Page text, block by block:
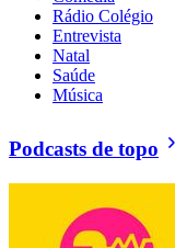
Rádio Colégio
Entrevista
Natal
Saúde
Música
Podcasts de topo